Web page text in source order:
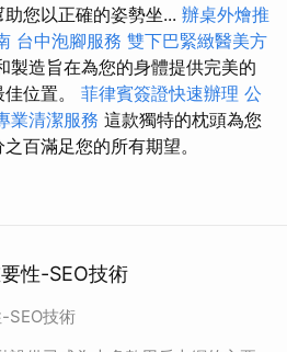
您以正確的姿勢坐... 辦桌外燴推
台中泡腳服務 雙下巴緊緻醫美方
製造旨在為您的身體提供完美的
位置。 菲律賓簽證快速辦理 公
業清潔服務 這款獨特的枕頭為您
百滿足您的所有期望。
性-SEO技術
SEO技術